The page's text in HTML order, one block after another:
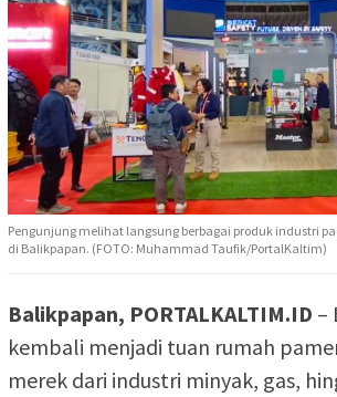
Pengunjung melihat langsung berbagai produk industri
di Balikpapan. (FOTO: Muhammad Taufik/PortalKaltim)
Balikpapan, PORTALKALTIM.ID –
kembali menjadi tuan rumah
merek dari industri minyak, gas,